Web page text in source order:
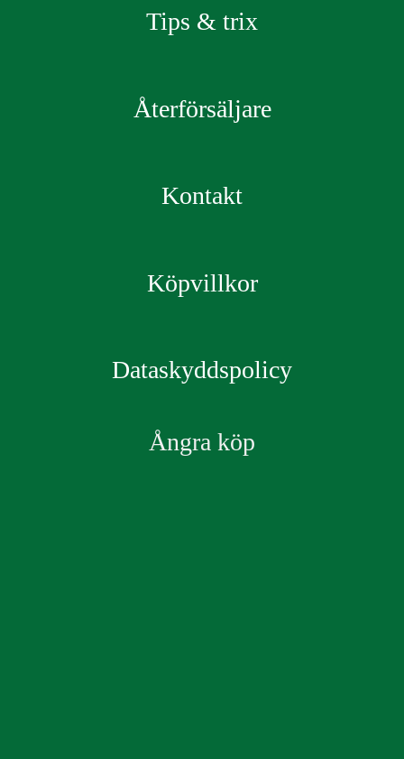
Tips & trix
Återförsäljare
Kontakt
Köpvillkor
Dataskyddspolicy
Ångra köp